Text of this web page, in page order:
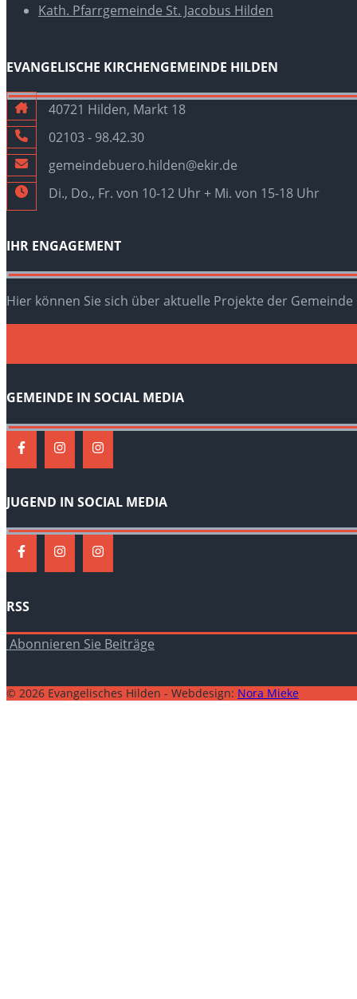
Kath. Pfarrgemeinde St. Jacobus Hilden
EVANGELISCHE KIRCHENGEMEINDE HILDEN
40721 Hilden, Markt 18
02103 - 98.42.30
gemeindebuero.hilden@ekir.de
Di., Do., Fr. von 10-12 Uhr + Mi. von 15-18 Uhr
IHR ENGAGEMENT
Hier können Sie sich über aktuelle Projekte der
GEMEINDE IN SOCIAL MEDIA
JUGEND IN SOCIAL MEDIA
RSS
Abonnieren Sie Beiträge
© 2026 Evangelisches Hilden - Webdesign: Nora Mieke